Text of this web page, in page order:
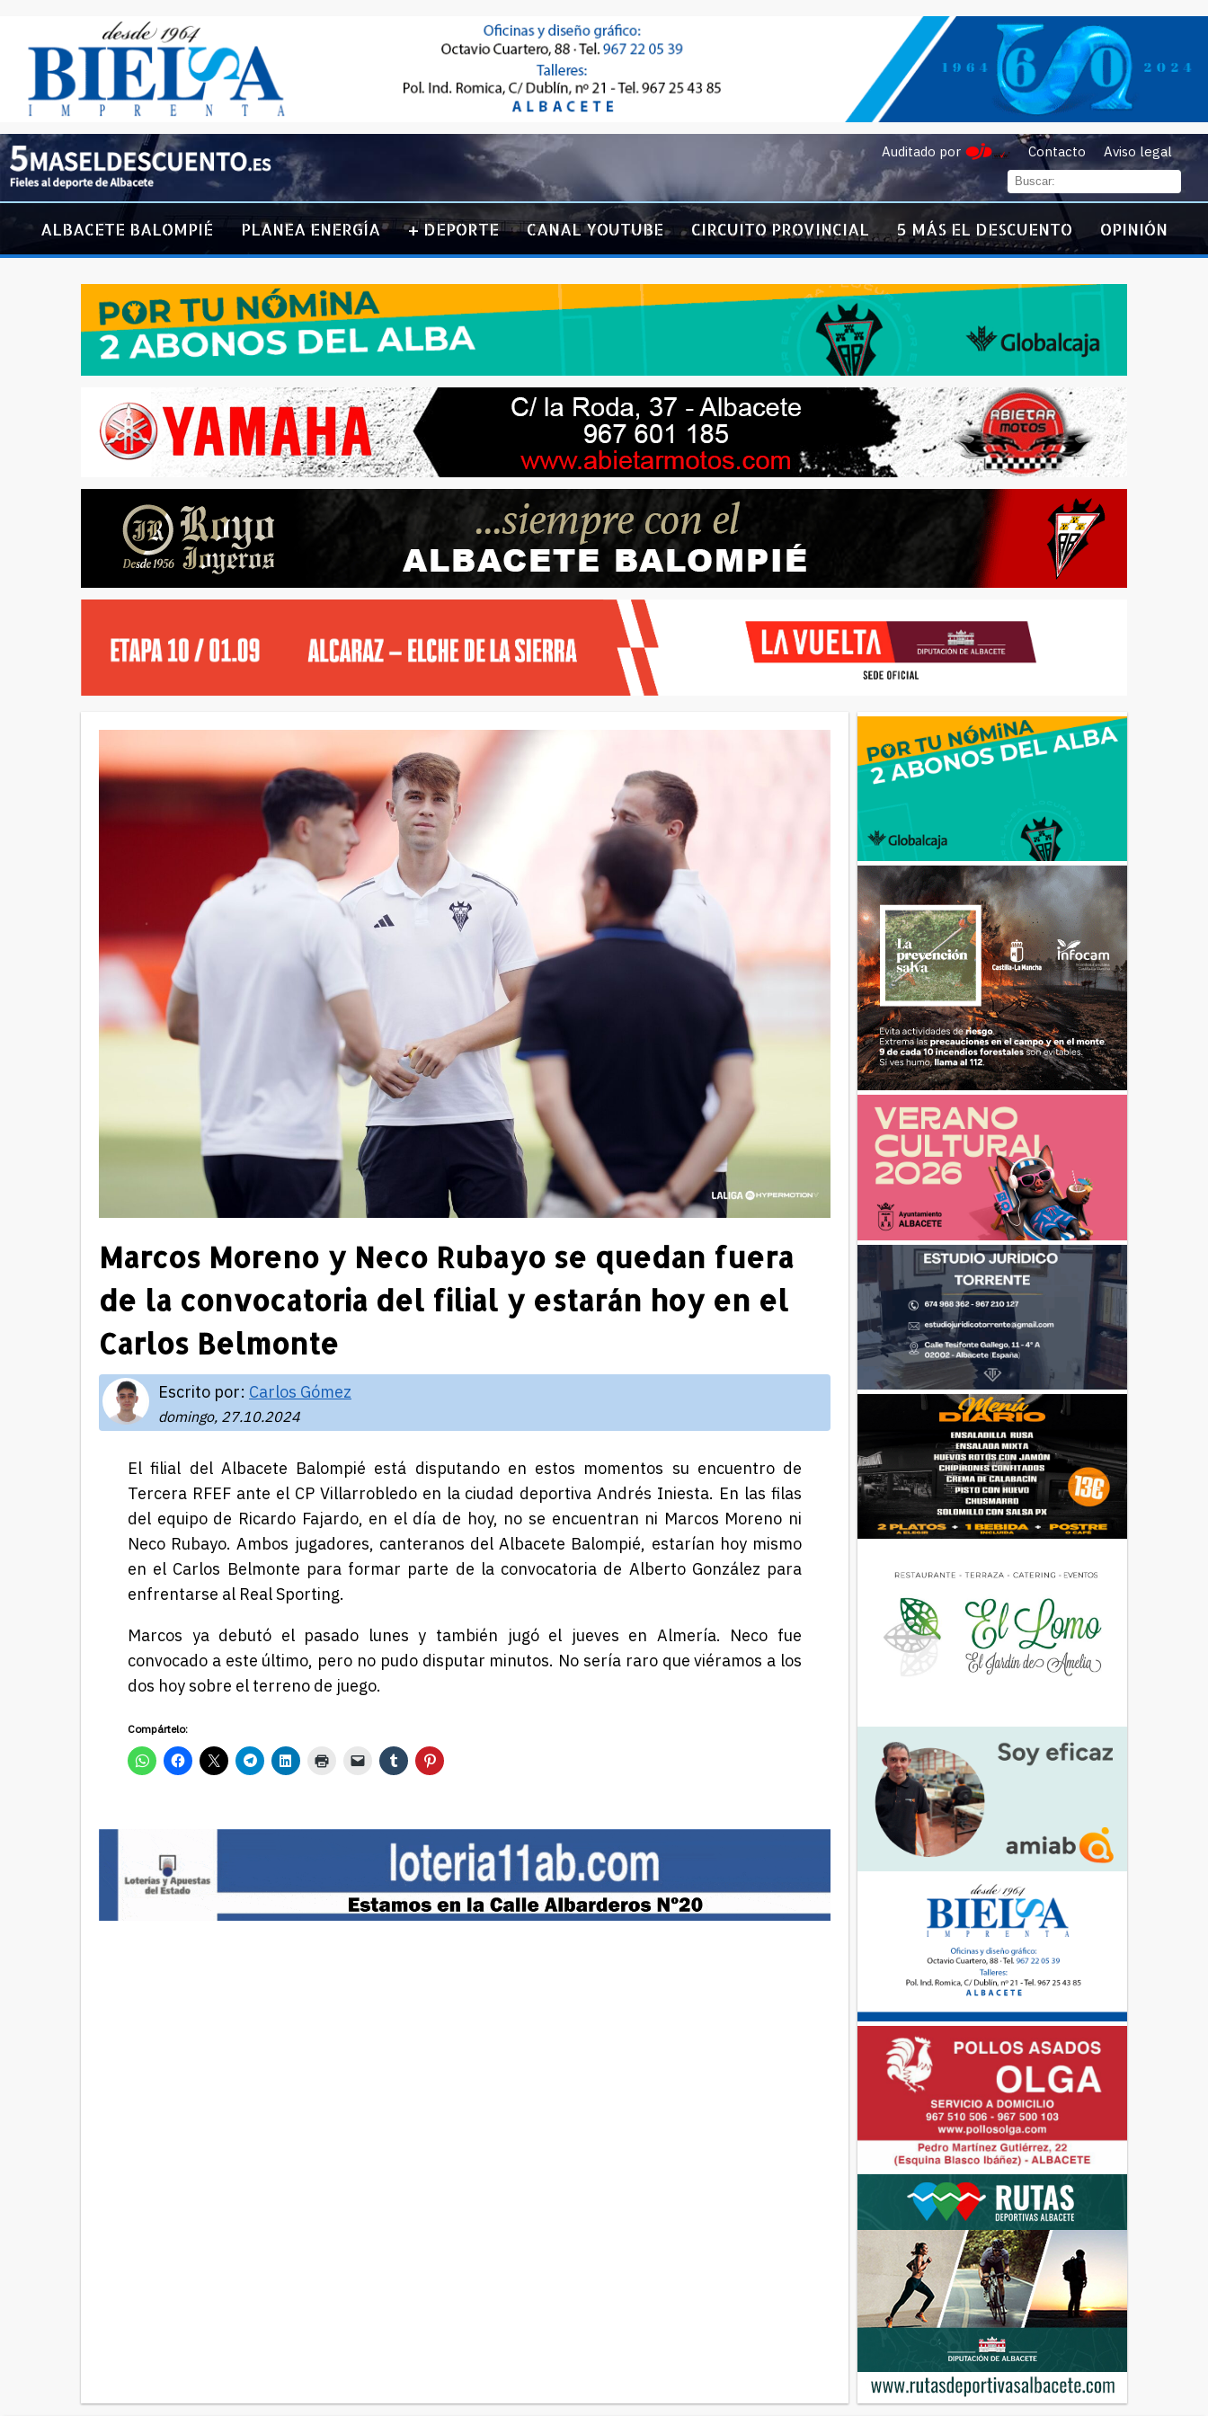
Auditado por Contacto Aviso legal
ALBACETE BALOMPIÉ PLANEA ENERGÍA + DEPORTE CANAL YOUTUBE CIRCUITO PROVINCIAL 5 MÁS EL DESCUENTO OPINIÓN
Marcos Moreno y Neco Rubayo se quedan fuera
de la convocatoria del filial y estarán hoy en el
Carlos Belmonte
Escrito por: Carlos Gómez
domingo, 27.10.2024
El filial del Albacete Balompié está disputando en estos momentos su encuentro de
Tercera RFEF ante el CP Villarrobledo en la ciudad deportiva Andrés Iniesta. En las filas
del equipo de Ricardo Fajardo, en el día de hoy, no se encuentran ni Marcos Moreno ni
Neco Rubayo. Ambos jugadores, canteranos del Albacete Balompié, estarían hoy mismo
en el Carlos Belmonte para formar parte de la convocatoria de Alberto González para
enfrentarse al Real Sporting.
Marcos ya debutó el pasado lunes y también jugó el jueves en Almería. Neco fue
convocado a este último, pero no pudo disputar minutos. No sería raro que viéramos a los
dos hoy sobre el terreno de juego.
Compártelo: